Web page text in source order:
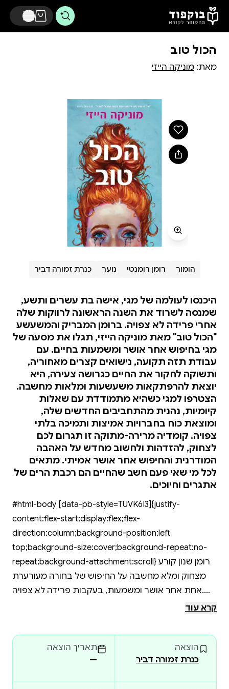
דלג לתוכן הראשי
הכול טוב
מאת: מוניקה הייזי
הומור רומן רומנטי נוער כנרת זמורה דביר
היכנסו לעולמה של מגי, אישה בת עשרים ותשע,
שמנסה לשרוד את השנה הראשונה לרווקות שלה
אחרי פרידה לא צפויה. ברומן המבריק והמשעשע
"הכול טוב" מאת מוניקה הייזי, תגלו את מסעה של
מגי בחיפוש אחר אושר ומשמעות בחיים. עם
עבודת תזה תקועה, נישואים קצרים מאחוריה,
ותשוקה לחקור את החיים כגרושה צעירה, היא
יוצאת להרפתקאות משעשעות ומלאות מחשבה.
הצטרפו למגי כשהיא מתמודדת עם שאלות
קיומיות, נהנית מהתחביבים החדשים שלה,
ומוצאת כוח בחברויות אמיצות ותמיכה בלתי
צפויה. קומדיה מרירה-מתוקה זו תגרום לכם
לצחוק, להזדהות ולחשוב מחדש על האהבה
המודרנית והחיפוש אחר אושר אמיתי. מתאים
לכל מי שאי פעם חשב שהחיים הם רכבת הרים של
אתגרים וחיוכים.
#html-body [data-pb-style=TUVK6I3]{justify-
content:flex-start;display:flex;flex-
direction:column;background-position:left
top;background-size:cover;background-repeat:no-
repeat;background-attachment:scroll} רומן שנון קורע
מצחוק ומלא מחשבה על החיפוש של בחורה מעורערת
אחת אחר אושר ומשמעות, בעקבות פרידה לא צפויה.
התֶזה הלא ברורה שלה תקועה, והנישואים שלה נמשכו
רק 608 ימים; אבל בגילה המופלג, עשרים ותשע, מגי
נחושה בדעתה לחבק את החיים כגרושה טרייה וצעירה
קרא עוד
הוצאה
כנרת זמורה דביר
תאריך הוצאה
—